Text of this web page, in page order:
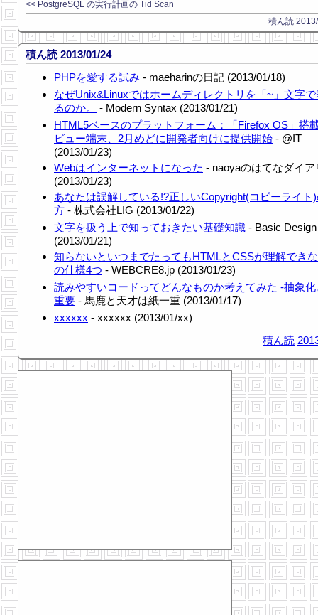
<< PostgreSQL の実行計画の Tid Scan
積ん読
積ん読 2013/01/24
PHPを愛する試み - maeharinの日記 (2013/01/18)
なぜUnix&Linuxではホームディレクトリを「~」文字
るのか。
- Modern Syntax (2013/01/21)
HTML5ベースのプラットフォーム：「Firefox OS」搭
ビュー端末、2月めどに開発者向けに提供開始 - @IT
(2013/01/23)
Webはインターネットになった - naoyaのはてなダイア
(2013/01/23)
あなたは誤解している!?正しいCopyright(コピーライト
方 - 株式会社LIG (2013/01/22)
文字を扱う上で知っておきたい基礎知識 - Basic
(2013/01/21)
知らないといつまでたってもHTMLとCSSが理解でき
の仕様4つ - WEBCRE8.jp (2013/01/23)
読みやすいコードってどんなものか考えてみた -抽象
重要 - 馬鹿と天才は紙一重 (2013/01/17)
xxxxxx - xxxxxx (2013/01/xx)
積ん読